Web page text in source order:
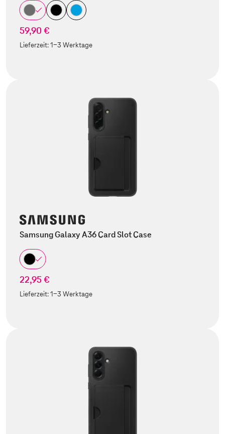
59,90 €
Lieferzeit:1-3 Werktage
Samsung Galaxy A36 Card Slot Case
22,95 €
Lieferzeit:1-3 Werktage